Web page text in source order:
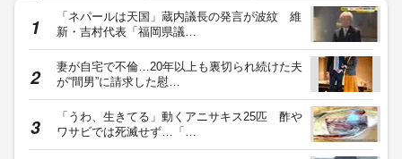
「ネパールは天国」蔵内議長の発言が波紋 維
新・吉村代表「福岡県議…
妻が自宅で不倫…20年以上も裏切られ続けた夫
が“間男”に請求した慰…
「うわ、生きてる」動くアニサキス25匹 酢や
ワサビでは死滅せず…「…